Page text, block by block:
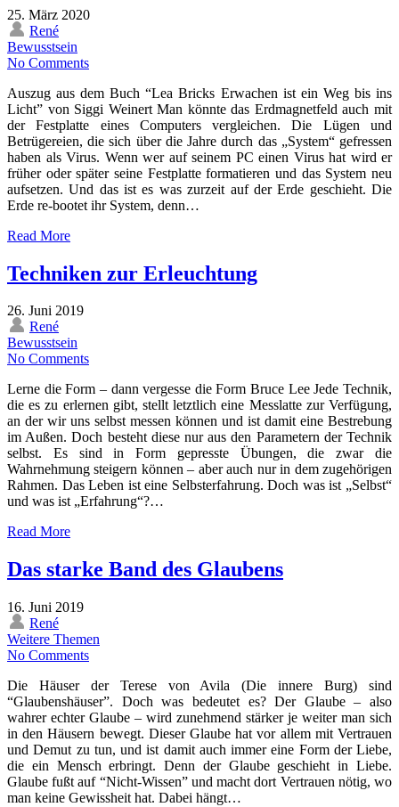
25. März 2020
René
Bewusstsein
No Comments
Auszug aus dem Buch “Lea Bricks Erwachen ist ein Weg bis ins
Licht” von Siggi Weinert Man könnte das Erdmagnetfeld auch mit
der Festplatte eines Computers vergleichen. Die Lügen und
Betrügereien, die sich über die Jahre durch das „System“ gefressen
haben als Virus. Wenn wer auf seinem PC einen Virus hat wird er
früher oder später seine Festplatte formatieren und das System neu
aufsetzen. Und das ist es was zurzeit auf der Erde geschieht. Die
Erde re-bootet ihr System, denn…
Read More
Techniken zur Erleuchtung
26. Juni 2019
René
Bewusstsein
No Comments
Lerne die Form – dann vergesse die Form Bruce Lee Jede Technik,
die es zu erlernen gibt, stellt letztlich eine Messlatte zur Verfügung,
an der wir uns selbst messen können und ist damit eine Bestrebung
im Außen. Doch besteht diese nur aus den Parametern der Technik
selbst. Es sind in Form gepresste Übungen, die zwar die
Wahrnehmung steigern können – aber auch nur in dem zugehörigen
Rahmen. Das Leben ist eine Selbsterfahrung. Doch was ist „Selbst“
und was ist „Erfahrung“?…
Read More
Das starke Band des Glaubens
16. Juni 2019
René
Weitere Themen
No Comments
Die Häuser der Terese von Avila (Die innere Burg) sind
“Glaubenshäuser”. Doch was bedeutet es? Der Glaube – also
wahrer echter Glaube – wird zunehmend stärker je weiter man sich
in den Häusern bewegt. Dieser Glaube hat vor allem mit Vertrauen
und Demut zu tun, und ist damit auch immer eine Form der Liebe,
die ein Mensch erbringt. Denn der Glaube geschieht in Liebe.
Glaube fußt auf “Nicht-Wissen” und macht dort Vertrauen nötig, wo
man keine Gewissheit hat. Dabei hängt…